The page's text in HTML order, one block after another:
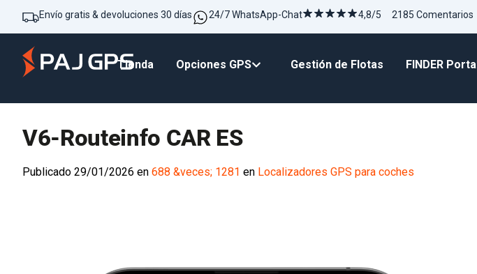
Envío gratis & devoluciones 30 días 24/7 WhatsApp-Chat 4,8/5 2185 Comentarios
Tienda Opciones GPS Gestión de Flotas FINDER Portal
V6-Routeinfo CAR ES
Publicado 29/01/2026 en 688 &veces; 1281 en Localizadores GPS para coches